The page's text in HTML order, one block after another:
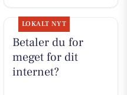
LOKALT NYT
Betaler du for
meget for dit
internet?